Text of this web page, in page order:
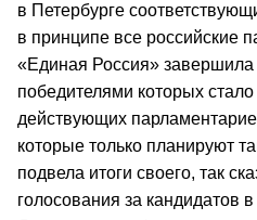
в Петербурге
в принципе все российские
«Единая Россия» завершила
победителями которых
действующих
которые только планируют
подвела итоги своего, так
голосования за кандидатов